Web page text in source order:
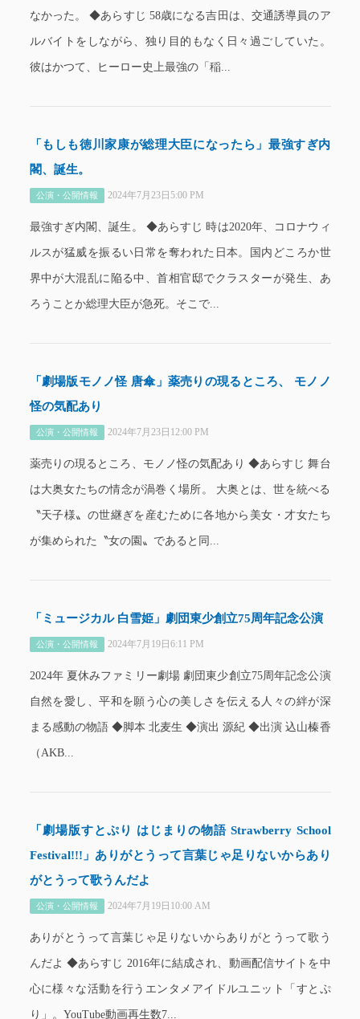
なかった。 ◆あらすじ 58歳になる吉田は、交通誘導員のア
ルバイトをしながら、独り目的もなく日々過ごしていた。
彼はかつて、ヒーロー史上最強の「稲...
「もしも徳川家康が総理大臣になったら」最強すぎ内
閣、誕生。
公演・公開情報 2024年7月23日5:00 PM
最強すぎ内閣、誕生。 ◆あらすじ 時は2020年、コロナウィ
ルスが猛威を振るい日常を奪われた日本。国内どころか世
界中が大混乱に陥る中、首相官邸でクラスターが発生、あ
ろうことか総理大臣が急死。そこで...
「劇場版モノノ怪 唐傘」薬売りの現るところ、 モノノ
怪の気配あり
公演・公開情報 2024年7月23日12:00 PM
薬売りの現るところ、モノノ怪の気配あり ◆あらすじ 舞台
は大奥女たちの情念が渦巻く場所。 大奥とは、世を統べる
〝天子様〟の世継ぎを産むために各地から美女・才女たち
が集められた〝女の園〟であると同...
「ミュージカル 白雪姫」劇団東少創立75周年記念公演
公演・公開情報 2024年7月19日6:11 PM
2024年 夏休みファミリー劇場 劇団東少創立75周年記念公演
自然を愛し、平和を願う心の美しさを伝える人々の絆が深
まる感動の物語 ◆脚本 北麦生 ◆演出 源紀 ◆出演 込山榛香
（AKB...
「劇場版すとぷり はじまりの物語 Strawberry School
Festival!!!」ありがとうって言葉じゃ足りないからあり
がとうって歌うんだよ
公演・公開情報 2024年7月19日10:00 AM
ありがとうって言葉じゃ足りないからありがとうって歌う
んだよ ◆あらすじ 2016年に結成され、動画配信サイトを中
心に様々な活動を行うエンタメアイドルユニット「すとぷ
り」。YouTube動画再生数7...